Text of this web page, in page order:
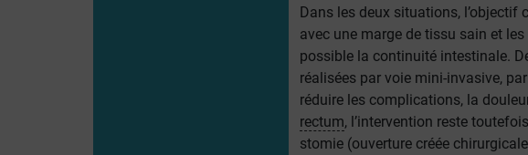
Dans les deux situations, l’objectif
avec une marge de tissu sain et
possible la continuité intestinale.
réalisées par voie mini-invasive, par
réduire les complications, la
rectum, l’intervention reste
stomie (ouverture créée